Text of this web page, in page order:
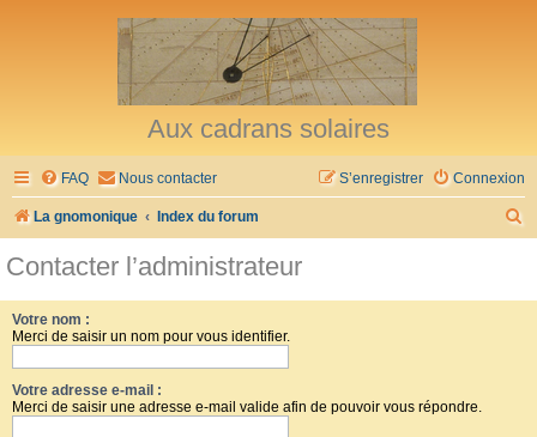
Aux cadrans solaires
FAQ Nous contacter Connexion
S’enregistrer
La gnomonique Index du forum
Contacter l’administrateur
Votre nom :
Merci de saisir un nom pour vous identifier.
Votre adresse e-mail :
Merci de saisir une adresse e-mail valide afin de pouvoir vous répondre.